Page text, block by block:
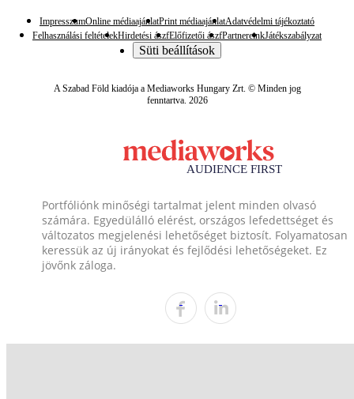
ImpresszumOnline médiaajánlatPrint médiaajánlatAdatvédelmi tájékoztató
Felhasználási feltételekHirdetési ászfElőfizetői ászfPartnereinkJátékszabályzat
Süti beállítások
A Szabad Föld kiadója a Mediaworks Hungary Zrt. © Minden jog
fenntartva. 2026
Portfóliónk minőségi tartalmat jelent minden olvasó
számára. Egyedülálló elérést, országos lefedettséget és
változatos megjelenési lehetőséget biztosít. Folyamatosan
keressük az új irányokat és fejlődési lehetőségeket. Ez
jövőnk záloga.